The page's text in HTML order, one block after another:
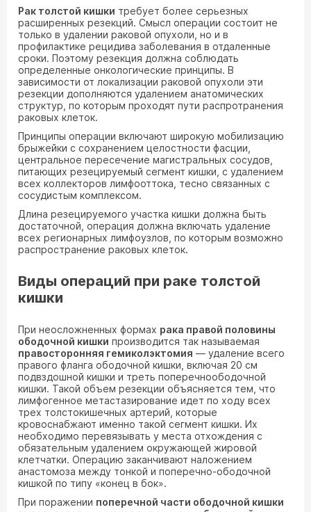
Рак толстой кишки требует более серьезных
расширенных резекций. Смысл операции состоит не
только в удалении раковой опухоли, но и в
профилактике рецидива заболевания в отдаленные
сроки. Поэтому резекция должна соблюдать
определенные онкологические принципы. В
зависимости от локализации раковой опухоли эти
резекции дополняются удалением анатомических
структур, по которым проходят пути распротранения
раковых клеток.
Принципы операции включают широкую мобилизацию
брыжейки с сохранением целостности фасции,
центральное пересечение магистральных сосудов,
питающих резецируемый сегмент кишки, с удалением
всех коллекторов лимфооттока, тесно связанных с
сосудистым комплексом.
Длина резецируемого участка кишки должна быть
достаточной, операция должна включать удаление
всех регионарных лимфоузлов, по которым возможно
распространение раковых клеток.
Виды операций при раке толстой
кишки
При неосложненных формах рака правой половины
ободочной кишки производится так называемая
правосторонняя гемиколэктомия — удаление всего
правого фланга ободочной кишки, включая 20 см
подвздошной кишки и треть поперечноободочной
кишки. Такой объем резекции объясняется тем, что
лимфогенное метастазирование идет по ходу всех
трех толстокишечных артерий, которые
кровоснабжают именно такой сегмент кишки. Их
необходимо перевязывать у места отхождения с
обязательным удалением окружающей жировой
клетчатки. Операцию заканчивают наложением
анастомоза между тонкой и поперечно-ободочной
кишкой по типу «конец в бок».
При поражении поперечной части ободочной кишки